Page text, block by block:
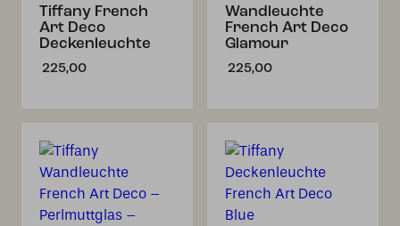
Tiffany French
Art Deco
Deckenleuchte
225,00
Wandleuchte
French Art Deco
Glamour
225,00